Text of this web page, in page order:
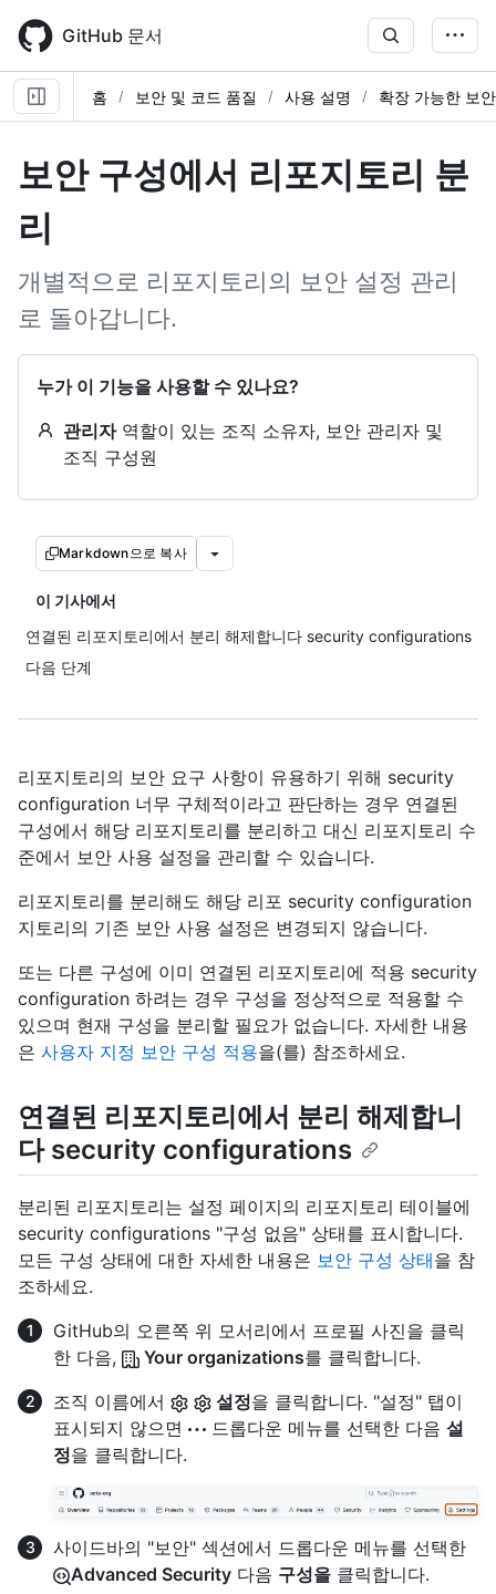
main
content
GitHub 문서
홈 보안 및 코드 품질 사용 설명 확장 가능한 보안
보안 구성에서 리포지토리 분
리
개별적으로 리포지토리의 보안 설정 관리
로 돌아갑니다.
누가 이 기능을 사용할 수 있나요?
관리자역할이 있는 조직 소유자, 보안 관리자 및
조직 구성원
Markdown으로 복사
이 기사에서
연결된 리포지토리에서 분리 해제합니다 security configurations
다음 단계
리포지토리의 보안 요구 사항이 유용하기 위해 security
configuration 너무 구체적이라고 판단하는 경우 연결된
구성에서 해당 리포지토리를 분리하고 대신 리포지토리 수
준에서 보안 사용 설정을 관리할 수 있습니다.
리포지토리를 분리해도 해당 리포 security configuration
지토리의 기존 보안 사용 설정은 변경되지 않습니다.
또는 다른 구성에 이미 연결된 리포지토리에 적용 security
configuration 하려는 경우 구성을 정상적으로 적용할 수
있으며 현재 구성을 분리할 필요가 없습니다. 자세한 내용
은 사용자 지정 보안 구성 적용을(를) 참조하세요.
연결된 리포지토리에서 분리 해제합니
다 security configurations
분리된 리포지토리는 설정 페이지의 리포지토리 테이블에
security configurations "구성 없음" 상태를 표시합니다.
모든 구성 상태에 대한 자세한 내용은 보안 구성 상태을 참
조하세요.
GitHub의 오른쪽 위 모서리에서 프로필 사진을 클릭
한 다음,
Your organizations를 클릭합니다.
조직 이름에서
설정을 클릭합니다. "설정" 탭이
표시되지 않으면
드롭다운 메뉴를 선택한 다음 설
정을 클릭합니다.
사이드바의 "보안" 섹션에서 드롭다운 메뉴를 선택한
Advanced Security 다음 구성을 클릭합니다.